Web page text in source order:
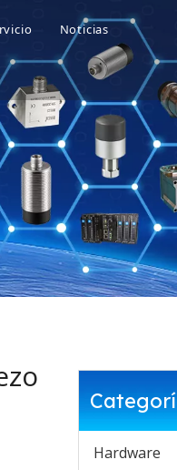
de Equipos EPM
de equipos
eólica
Centro de Diagnóstico
Servicio de Formación
Servicio 'Cinco en Uno'
Noticias
Hardware